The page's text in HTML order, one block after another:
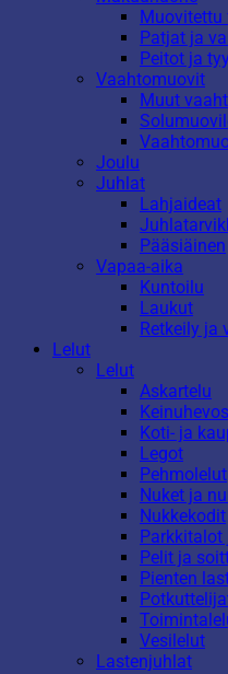
Muovitettu
Patjat ja
Peitot ja
Vaahtomuovit
Muut
Joulu
Juhlat
Lahjaideat
Pääsiäinen
Vapaa-aika
Kuntoilu
Laukut
Retkeily ja
Lelut
Lelut
Askartelu
Koti- ja
Legot
Pehmolelut
Nuket ja
Nukkekodit
Parkkitalot
Pelit ja
Pienten
Vesilelut
Lastenjuhlat